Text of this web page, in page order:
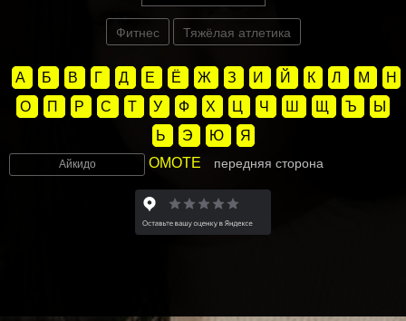
Фитнес Тяжёлая атлетика
А Б В Г Д Е Ё Ж З И Й К Л М
Н
О
П Р С Т У Ф Х Ц Ч Ш Щ Ъ
Ы
Ь
Э Ю Я
Айкидо ОМОТЕ передняя сторона